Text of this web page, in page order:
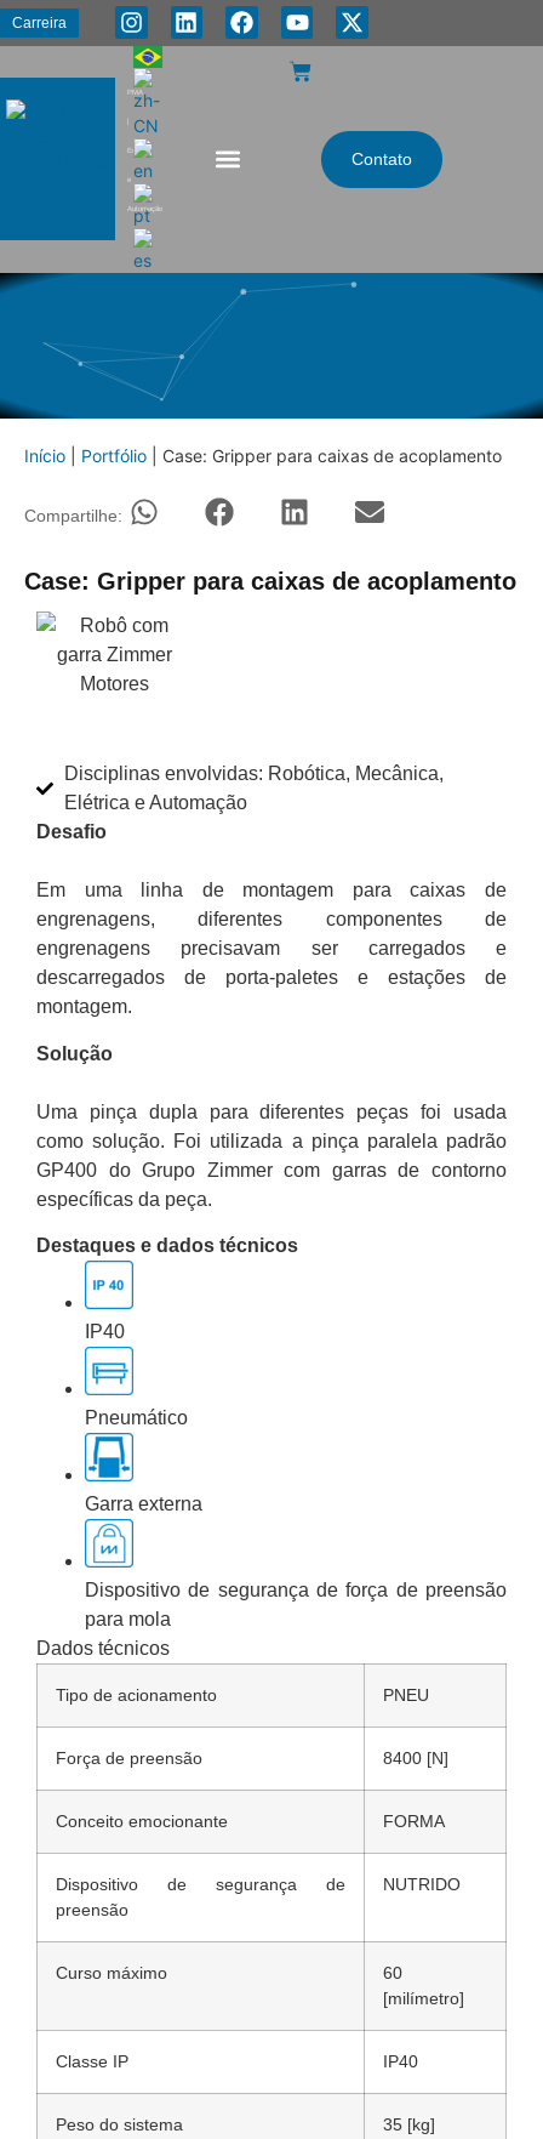
Carreira
PMA
Energia
e
Automação
Contato
Início Portfólio Case: Gripper para caixas de acoplamento
Compartilhe:
Case: Gripper para caixas de acoplamento
Disciplinas envolvidas: Robótica, Mecânica,
Elétrica e Automação
Desafio
Em uma linha de montagem para caixas de
engrenagens, diferentes componentes de
engrenagens precisavam ser carregados e
descarregados de porta-paletes e estações de
montagem.
Solução
Uma pinça dupla para diferentes peças foi usada
como solução. Foi utilizada a pinça paralela padrão
GP400 do Grupo Zimmer com garras de contorno
específicas da peça.
Destaques e dados técnicos
IP40
Pneumático
Garra externa
Dispositivo de segurança de força de preensão
para mola
Dados técnicos
Tipo de acionamento PNEU
Força de preensão 8400 [N]
Conceito emocionante FORMA
Dispositivo de segurança de
preensão
NUTRIDO
Curso máximo
60
[milímetro]
Classe IP IP40
Peso do sistema 35 [kg]